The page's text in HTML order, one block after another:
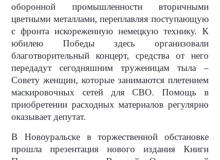
оборонной промышленности вторичными
цветными металлами, переплавляя поступающую
с фронта искореженную немецкую технику. К
юбилею Победы здесь организовали
благотворительный концерт, средства от него
передадут сегодняшним труженицам тыла –
Совету женщин, которые занимаются плетением
маскировочных сетей для СВО. Помощь в
приобретении расходных материалов регулярно
оказывает депутат.
В Новоуральске в торжественной обстановке
прошла презентация нового издания Книги